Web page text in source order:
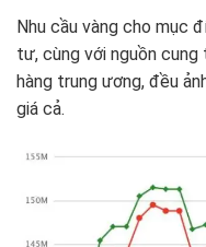
Nhu cầu vàng cho mục
tư, cùng với nguồn
hàng trung ương, đều
giá cả.